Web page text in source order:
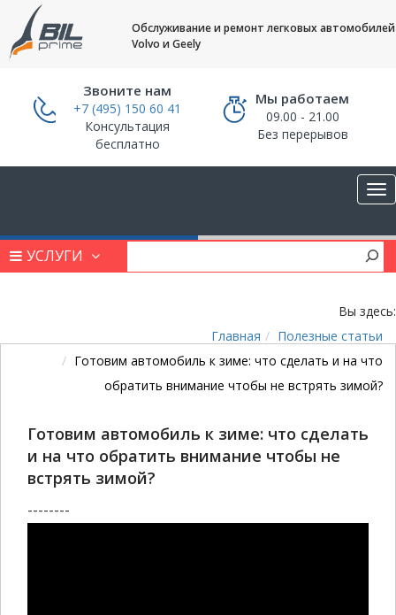
Обслуживание и ремонт легковых автомобилей
Volvo и Geely
Звоните нам
+7 (495) 150 60 41
Консультация
бесплатно
Мы работаем
09.00 - 21.00
Без перерывов
УСЛУГИ
Вы здесь:
Главная
Полезные статьи
Готовим автомобиль к зиме: что сделать и на что
обратить внимание чтобы не встрять зимой?
Готовим автомобиль к зиме: что сделать
и на что обратить внимание чтобы не
встрять зимой?
--------